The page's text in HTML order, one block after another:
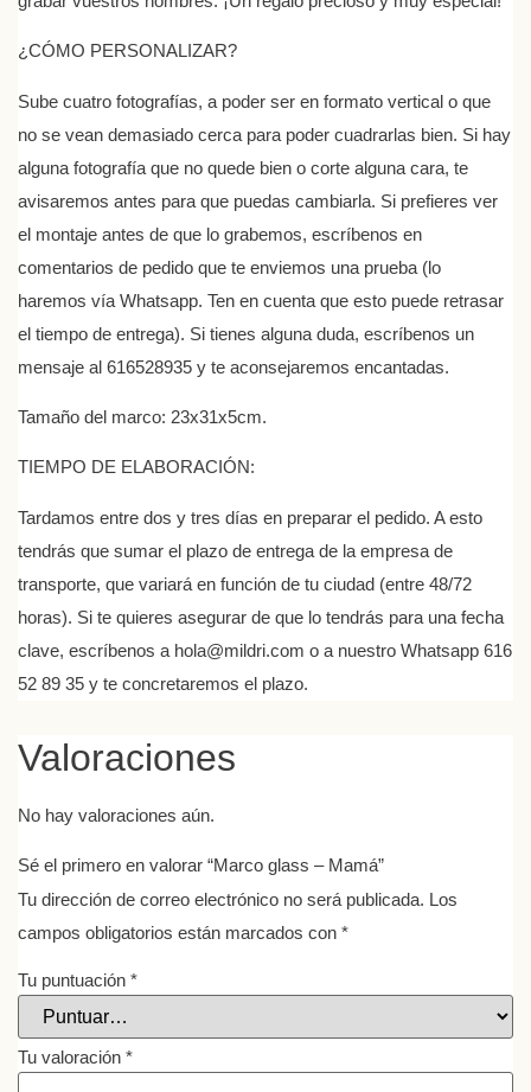
¿CÓMO PERSONALIZAR?
Sube cuatro fotografías, a poder ser en formato vertical o que
no se vean demasiado cerca para poder cuadrarlas bien. Si hay
alguna fotografía que no quede bien o corte alguna cara, te
avisaremos antes para que puedas cambiarla. Si prefieres ver
el montaje antes de que lo grabemos, escríbenos en
comentarios de pedido que te enviemos una prueba (lo
haremos vía Whatsapp. Ten en cuenta que esto puede retrasar
el tiempo de entrega). Si tienes alguna duda, escríbenos un
mensaje al 616528935 y te aconsejaremos encantadas.
Tamaño del marco: 23x31x5cm.
TIEMPO DE ELABORACIÓN:
Tardamos entre dos y tres días en preparar el pedido. A esto
tendrás que sumar el plazo de entrega de la empresa de
transporte, que variará en función de tu ciudad (entre 48/72
horas). Si te quieres asegurar de que lo tendrás para una fecha
clave, escríbenos a hola@mildri.com o a nuestro Whatsapp 616
52 89 35 y te concretaremos el plazo.
Valoraciones
No hay valoraciones aún.
Sé el primero en valorar “Marco glass – Mamá”
Tu dirección de correo electrónico no será publicada. Los
campos obligatorios están marcados con *
Tu puntuación *
Tu valoración *